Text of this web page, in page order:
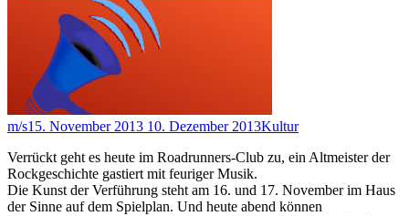
m/s15. November 2013 10. Dezember 2013Kultur
Verrückt geht es heute im Roadrunners-Club zu, ein Altmeister der
Rockgeschichte gastiert mit feuriger Musik.
Die Kunst der Verführung steht am 16. und 17. November im Haus
der Sinne auf dem Spielplan. Und heute abend können